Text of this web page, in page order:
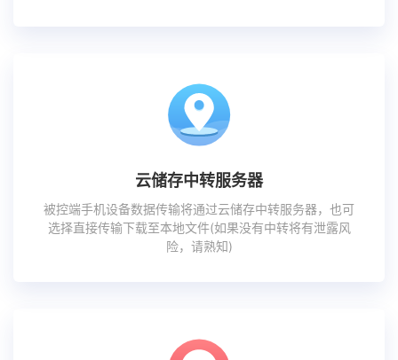
云储存中转服务器
被控端手机设备数据传输将通过云储存中转服务器，也可
选择直接传输下载至本地文件(如果没有中转将有泄露风
险，请熟知)